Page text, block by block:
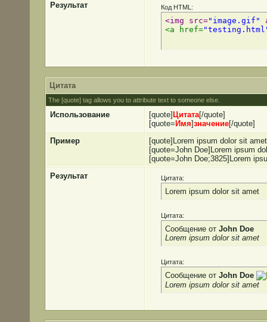
Результат
Код HTML:
<img src="image.gif"
<a href=
Цитата
The [quote] tag allows you to attribute text to someone else.
Использование [quote] Цитата[/quote]
[quote= Имя]значение[/quote]
Пример
[quote]Lorem ipsum dolor sit
[quote=John Doe]Lorem ipsum
[quote=John Doe;3825]Lorem
Результат
Цитата:
Lorem ipsum dolor sit amet
Цитата:
Сообщение от John Doe
Lorem ipsum dolor sit amet
Цитата:
Сообщение от John Doe
Lorem ipsum dolor sit amet